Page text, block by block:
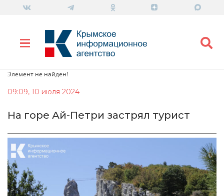
Элемент не найден!
09:09, 10 июля 2024
На горе Ай-Петри застрял турист